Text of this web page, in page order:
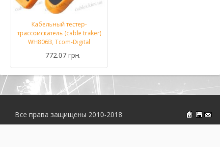
Кабельный тестер-
трассоискатель (cable traker)
WH806B, Tcom-Digital
772.07 грн.
На
Все права защищены 2010-2018